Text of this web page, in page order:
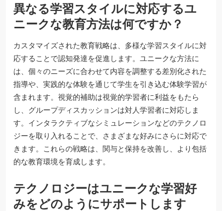
異なる学習スタイルに対応するユ
ニークな教育方法は何ですか？
カスタマイズされた教育戦略は、多様な学習スタイルに対
応することで認知発達を促進します。ユニークな方法に
は、個々のニーズに合わせて内容を調整する差別化された
指導や、実践的な体験を通じて学生を引き込む体験学習が
含まれます。視覚的補助は視覚的学習者に利益をもたら
し、グループディスカッションは対人学習者に対応しま
す。インタラクティブなシミュレーションなどのテクノロ
ジーを取り入れることで、さまざまな好みにさらに対応で
きます。これらの戦略は、関与と保持を改善し、より包括
的な教育環境を育成します。
テクノロジーはユニークな学習好
みをどのようにサポートします